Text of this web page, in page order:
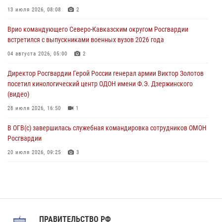
Оказавшего сопротивление злоумышленника задержали при
07 августа 2026, 04:00 1
При силовой поддержке спецназа Росгвардии в Красноярском крае
(видео)
1
13 июля 2026, 08:08 2
Врио командующего Северо-Кавказским округом Росгвардии
встретился с выпускниками военных вузов 2026 года
04 августа 2026, 05:00 2
Директор Росгвардии Герой России генерал армии Виктор Золотов
посетил кинологический центр ОДОН имени Ф.Э. Дзержинского
(видео)
28 июля 2026, 16:50 1
В ОГВ(с) завершилась служебная командировка сотрудников ОМОН
Росгвардии
20 июля 2026, 09:25 3
ПРАВИТЕЛЬСТВО РФ